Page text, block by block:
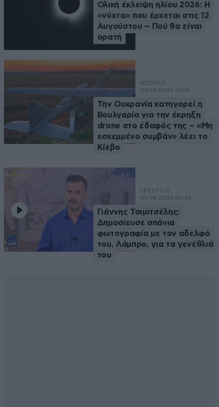
Ολική έκλειψη ηλίου 2026: Η
«νύχτα» που έρχεται στις 12
Αυγούστου – Πού θα είναι
ορατή
ΚΟΣΜΟΣ
09·08·2026 01:00
Την Ουκρανία κατηγορεί η
Βουλγαρία για την έκρηξη
drone στο έδαφός της – «Μη
εσκεμμένο συμβάν» λέει το
Κίεβο
LIFESTYLE
09·08·2026 00:48
Γιάννης Τσιμιτσέλης:
Δημοσίευσε σπάνια
φωτογραφία με τον αδελφό
του, Λάμπρο, για τα γενέθλιά
του